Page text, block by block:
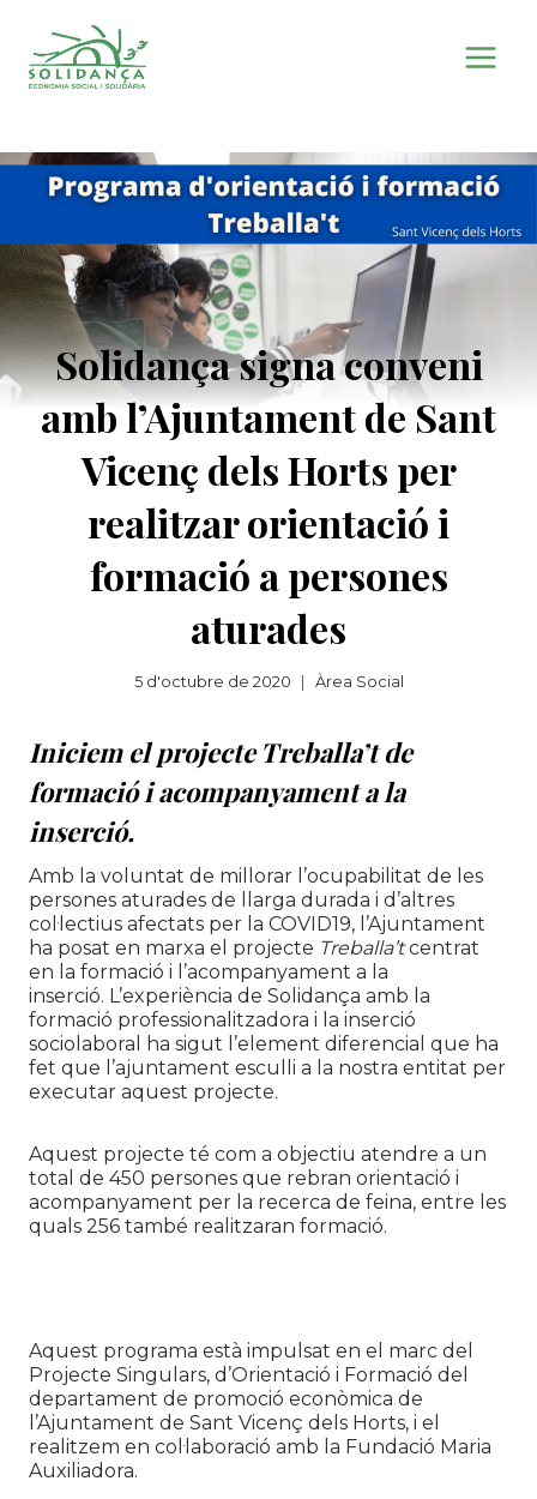
contingut
Solidança signa conveni
amb l’Ajuntament de Sant
Vicenç dels Horts per
realitzar orientació i
formació a persones
aturades
5 d'octubre de 2020 Àrea Social
Iniciem el projecteTreballa’tde
formació i acompanyament a la
inserció.
Amb la voluntat de millorar l’ocupabilitat de les
persones aturades de llarga durada i d’altres
col·lectius afectats per la COVID19, l’Ajuntament
ha posat en marxa el projecte Treballa’tcentrat
en la formació i l’acompanyament a la
inserció. L’experiència de Solidança amb la
formació professionalitzadora i la inserció
sociolaboral ha sigut l’element diferencial que ha
fet que l’ajuntament esculli a la nostra entitat per
executar aquest projecte.
Aquest projecte té com a objectiu atendre a un
total de 450 persones que rebran orientació i
acompanyament per la recerca de feina, entre les
quals 256 també realitzaran formació.
Aquest programa està impulsat en el marc del
Projecte Singulars, d’Orientació i Formació del
departament de promoció econòmica de
l’Ajuntament de Sant Vicenç dels Horts, i el
realitzem en col·laboració amb la Fundació Maria
Auxiliadora.